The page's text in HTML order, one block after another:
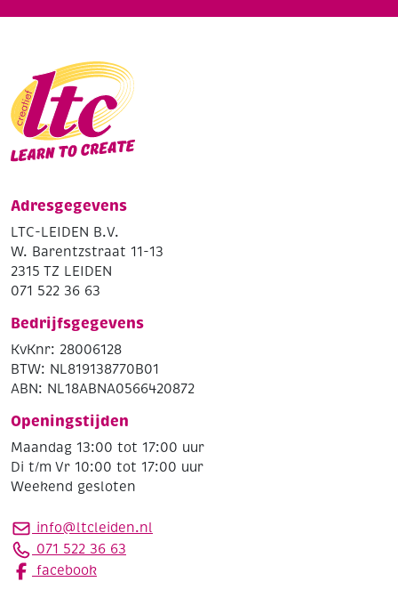
Adresgegevens
LTC-LEIDEN B.V.
W. Barentzstraat 11-13
2315 TZ LEIDEN
071 522 36 63
Bedrijfsgegevens
KvKnr: 28006128
BTW: NL819138770B01
ABN: NL18ABNA0566420872
Openingstijden
Maandag 13:00 tot 17:00 uur
Di t/m Vr 10:00 tot 17:00 uur
Weekend gesloten
info@ltcleiden.nl
071 522 36 63
facebook